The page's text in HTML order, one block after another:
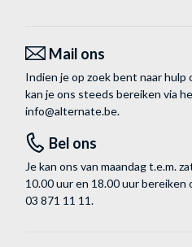
Mail ons
Indien je op zoek bent naar hulp
kan je ons steeds bereiken via
info@alternate.be.
Bel ons
Je kan ons van maandag t.e.m.
10.00 uur en 18.00 uur bereiken
03 871 11 11.